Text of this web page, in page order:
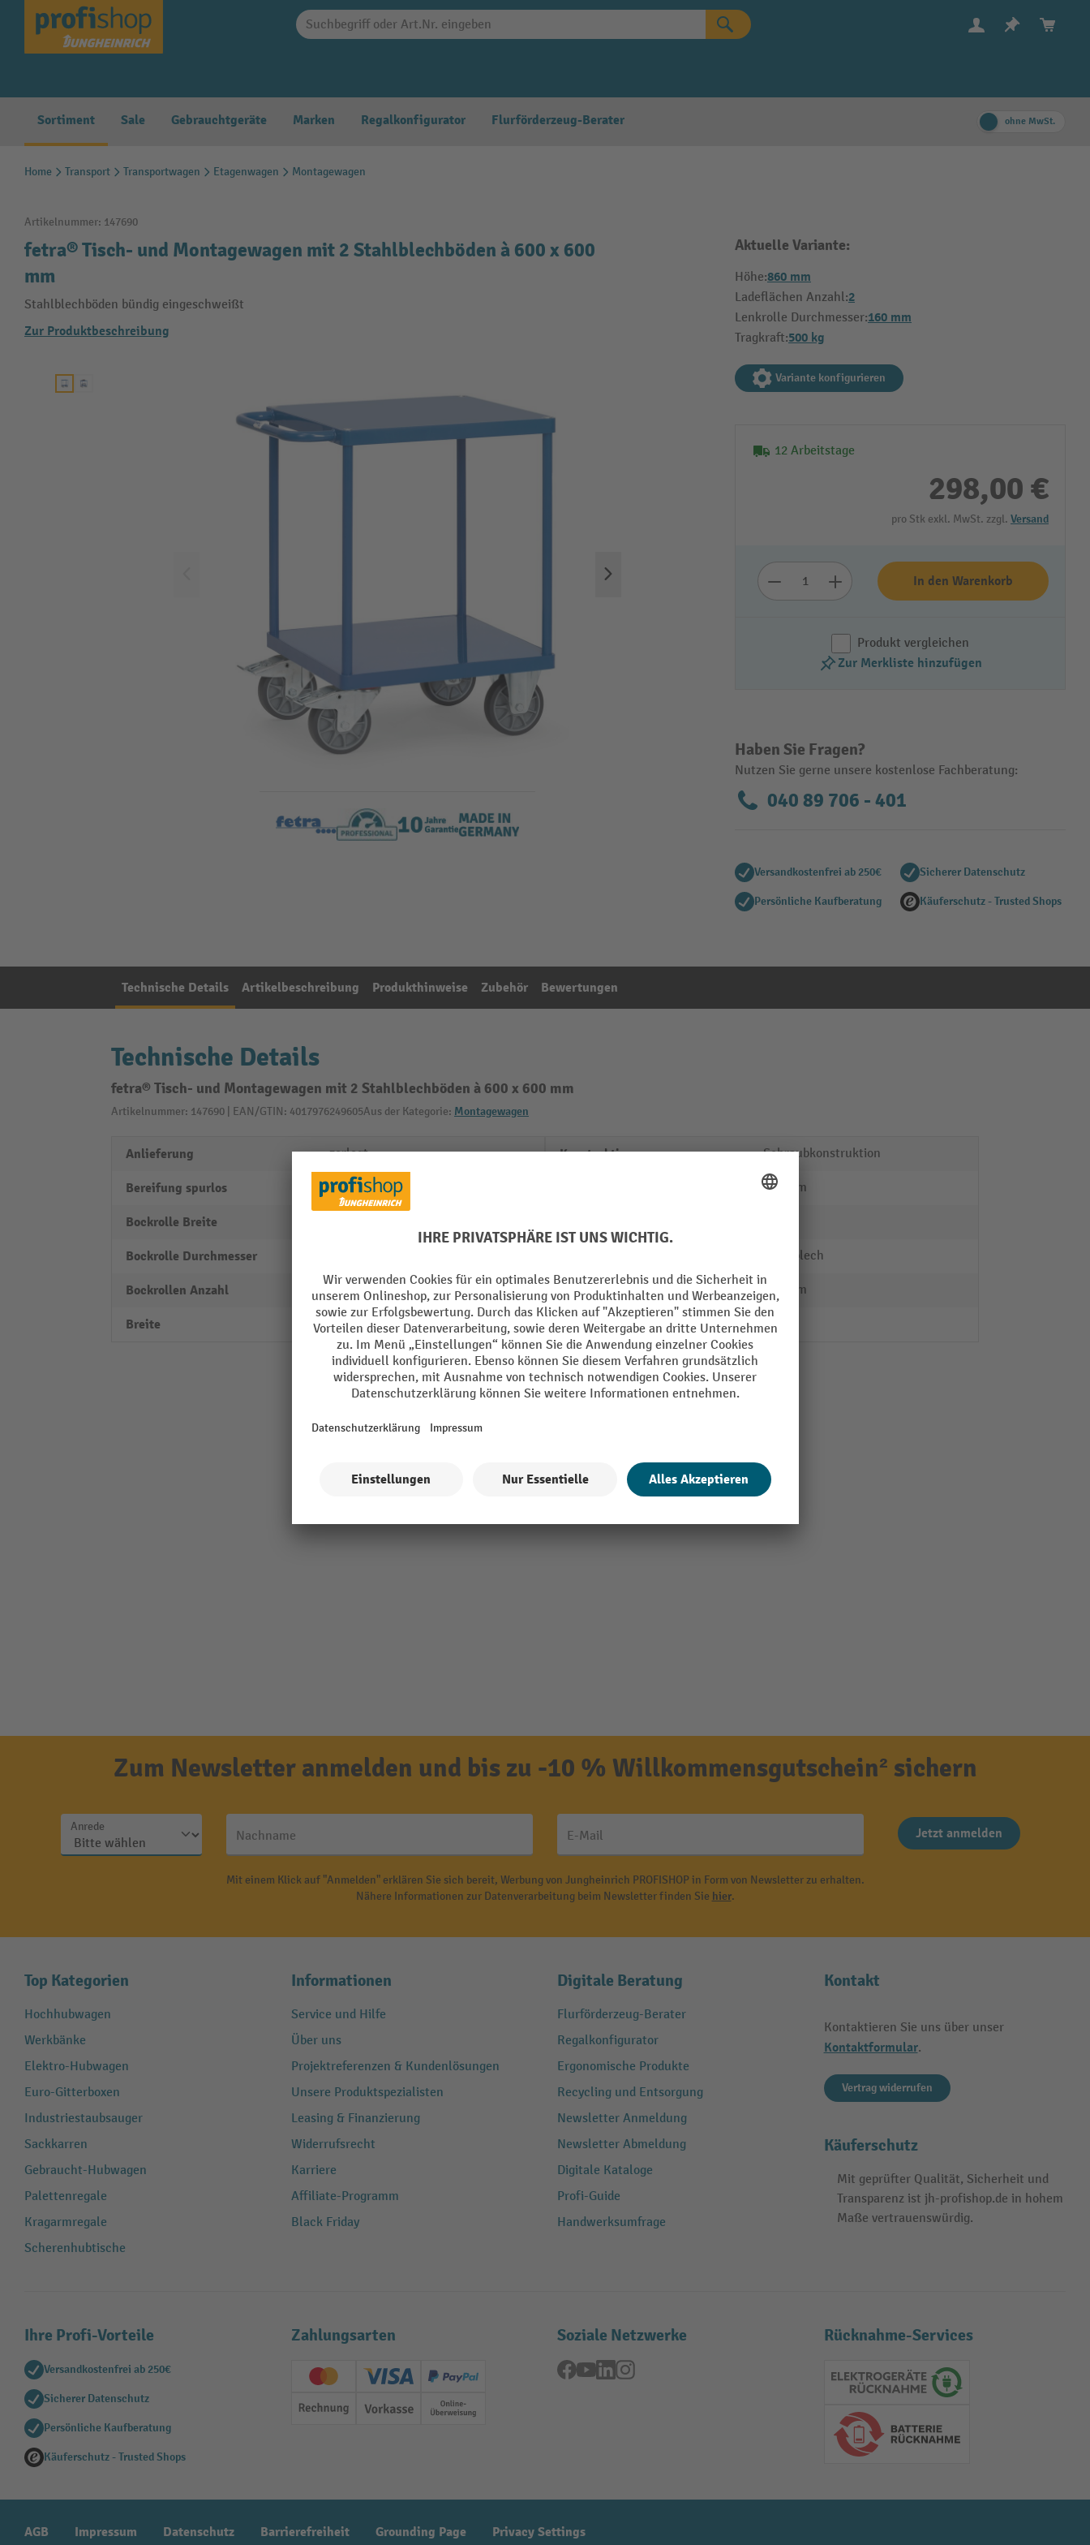
Zur Hauptnavigation springen
Sortiment Sale Gebrauchtgeräte Marken Regalkonfigurator Flurförderzeug-Berater ohne MwSt.
Home Transport Transportwagen Etagenwagen Montagewagen
Artikelnummer: 147690
fetra® Tisch- und Montagewagen mit 2 Stahlblechböden à 600 x 600
mm
Stahlblechböden bündig eingeschweißt
Zur Produktbeschreibung
Aktuelle Variante:
Höhe:860 mm
Ladeflächen Anzahl:2
Lenkrolle Durchmesser:160 mm
Tragkraft:500 kg
Variante konfigurieren
12 Arbeitstage
298,00 €
pro Stk exkl. MwSt. zzgl. Versand
In den Warenkorb
Produkt vergleichen
Zur Merkliste hinzufügen
Haben Sie Fragen?
Nutzen Sie gerne unsere kostenlose Fachberatung:
040 89 706 - 401
Versandkostenfrei ab 250€ Sicherer Datenschutz
Persönliche Kaufberatung Käuferschutz - Trusted Shops
Technische Details Artikelbeschreibung Produkthinweise Zubehör Bewertungen
Technische Details
fetra® Tisch- und Montagewagen mit 2 Stahlblechböden à 600 x 600 mm
Artikelnummer: 147690 | EAN/GTIN: 4017976249605Aus der Kategorie: Montagewagen
Anlieferung zerlegt
Bereifung spurlos nein
Bockrolle Breite
Bockrolle Durchmesser
Bockrollen Anzahl 2 Stk.
Breite 609 mm
Konstruktion Schraubkonstruktion
600 mm
Stahlblech
Ladefläche Tiefe 600 mm
Ladeflächen Anzahl 2
Alle technische Details anzeigen
Zum Newsletter anmelden und bis zu -10 % Willkommensgutschein² sichern
Anrede
Nachname E-Mail Jetzt anmelden
Mit einem Klick auf "Anmelden" erklären Sie sich bereit, Werbung von Jungheinrich PROFISHOP in Form von Newsletter zu erhalten.
Nähere Informationen zur Datenverarbeitung beim Newsletter finden Sie hier.
Top Kategorien
Hochhubwagen
Werkbänke
Elektro-Hubwagen
Euro-Gitterboxen
Industriestaubsauger
Sackkarren
Gebraucht-Hubwagen
Palettenregale
Kragarmregale
Scherenhubtische
Informationen
Service und Hilfe
Über uns
Projektreferenzen & Kundenlösungen
Unsere Produktspezialisten
Leasing & Finanzierung
Widerrufsrecht
Karriere
Affiliate-Programm
Black Friday
Digitale Beratung
Flurförderzeug-Berater
Regalkonfigurator
Ergonomische Produkte
Recycling und Entsorgung
Newsletter Anmeldung
Newsletter Abmeldung
Digitale Kataloge
Profi-Guide
Handwerksumfrage
Kontakt
Kontaktieren Sie uns über unser
Kontaktformular.
Vertrag widerrufen
Käuferschutz
Mit geprüfter Qualität, Sicherheit und
Transparenz ist jh-profishop.de in hohem
Maße vertrauenswürdig.
Ihre Profi-Vorteile
Versandkostenfrei ab 250€
Sicherer Datenschutz
Persönliche Kaufberatung
Käuferschutz - Trusted Shops
Zahlungsarten
Creditcard (Master)Creditcard (Visa)
PayPal
Rechnung Vorkasse Online-Überweisung
Soziale Netzwerke
Facebook
YouTubeLinkedInInstagram
Rücknahme-Services
Elektrogeräte Rückname
Batterie Rückname
AGB Impressum Datenschutz Barrierefreiheit Grounding Page Privacy Settings